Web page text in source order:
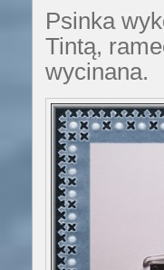
Psinka
Tintą,
wycinana.